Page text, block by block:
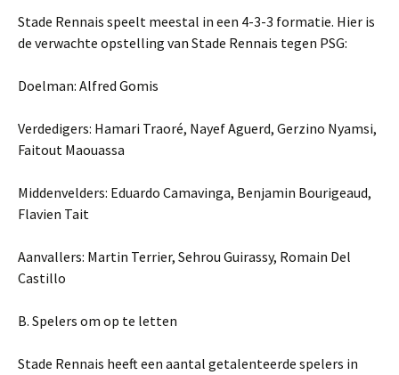
Stade Rennais speelt meestal in een 4-3-3 formatie. Hier is
de verwachte opstelling van Stade Rennais tegen PSG:
Doelman: Alfred Gomis
Verdedigers: Hamari Traoré, Nayef Aguerd, Gerzino Nyamsi,
Faitout Maouassa
Middenvelders: Eduardo Camavinga, Benjamin Bourigeaud,
Flavien Tait
Aanvallers: Martin Terrier, Sehrou Guirassy, Romain Del
Castillo
B. Spelers om op te letten
Stade Rennais heeft een aantal getalenteerde spelers in